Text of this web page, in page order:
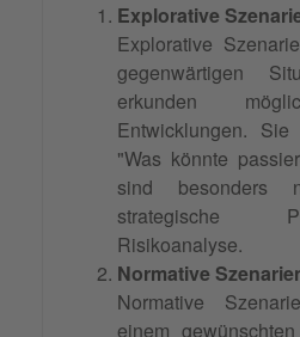
Explorative
Explorative
gegenwärtigen
erkunden
Entwicklungen.
"Was könnte
sind besonders
strategische
Risikoanalyse.
Normative
Normative
einem